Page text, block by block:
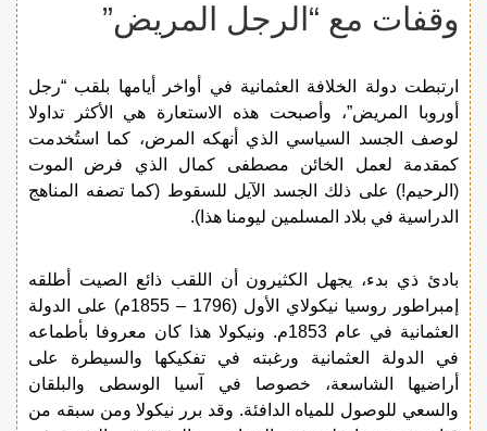
وقفات مع “الرجل المريض”
ارتبطت دولة الخلافة العثمانية في أواخر أيامها بلقب “رجل
أوروبا المريض”، وأصبحت هذه الاستعارة هي الأكثر تداولا
لوصف الجسد السياسي الذي أنهكه المرض، كما استُخدمت
كمقدمة لعمل الخائن مصطفى كمال الذي فرض الموت
(الرحيم!) على ذلك الجسد الآيل للسقوط (كما تصفه المناهج
الدراسية في بلاد المسلمين ليومنا هذا).
بادئ ذي بدء، يجهل الكثيرون أن اللقب ذائع الصيت أطلقه
إمبراطور روسيا نيكولاي الأول (1796 – 1855م) على الدولة
العثمانية في عام 1853م. ونيكولا هذا كان معروفا بأطماعه
في الدولة العثمانية ورغبته في تفكيكها والسيطرة على
أراضيها الشاسعة، خصوصا في آسيا الوسطى والبلقان
والسعي للوصول للمياه الدافئة. وقد برر نيكولا ومن سبقه من